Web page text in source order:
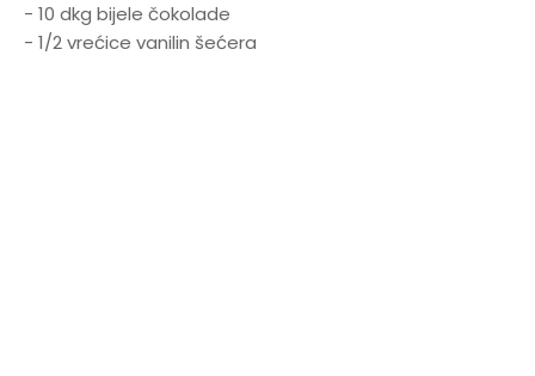
- 10 dkg bijele čokolade
- 1/2 vrećice vanilin šećera